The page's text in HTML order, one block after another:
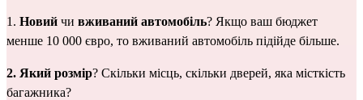
1. Новий чи вживаний автомобіль? Якщо ваш бюджет
менше 10 000 євро, то вживаний автомобіль підійде більше.
2. Який розмір? Скільки місць, скільки дверей, яка місткість
багажника?